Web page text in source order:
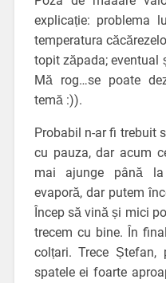
explicație: problema
temperatura
topit zăpada; eventual
Mă rog…se poate
temă :)).
Probabil n-ar fi trebuit
cu pauza, dar acum
mai ajunge până
evaporă, dar putem
Încep să vină și mici
trecem cu bine. În
colțari. Trece
spatele ei foarte